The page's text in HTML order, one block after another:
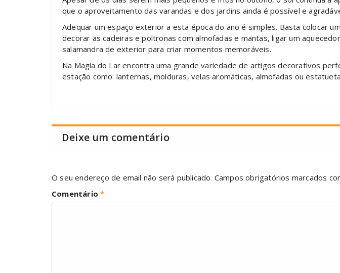
que o aproveitamento das varandas e dos jardins ainda é possível e
Adequar um espaço exterior a esta época do ano é simples. Basta colocar
decorar as cadeiras e poltronas com almofadas e mantas, ligar um
salamandra de exterior para criar momentos memoráveis.
Na Magia do Lar encontra uma grande variedade de artigos decorativos
estação como: lanternas, molduras, velas aromáticas, almofadas ou
Deixe um comentário
O seu endereço de email não será publicado. Campos obrigatórios marcados
Comentário*